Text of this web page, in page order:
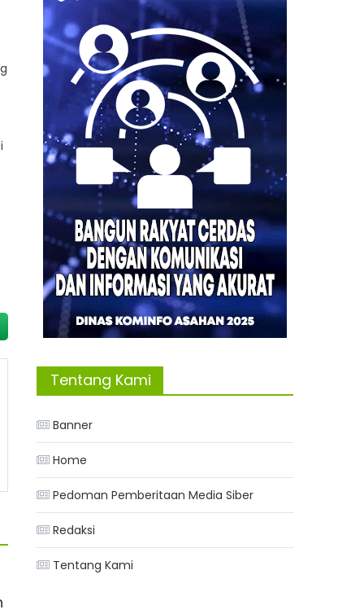
Tentang Kami
Banner
Home
Pedoman Pemberitaan Media Siber
Redaksi
Tentang Kami